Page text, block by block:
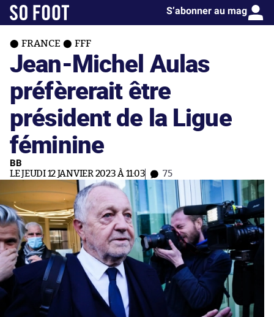
S’abonner au mag
FRANCE FFF
Jean-Michel Aulas
préfèrerait être
président de la Ligue
féminine
BB
LE JEUDI 12 JANVIER 2023 À 11:03 75